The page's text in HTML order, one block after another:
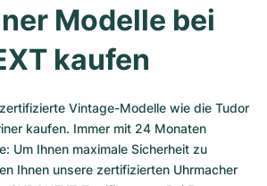
Modelle bei
kaufen
Vintage-Modelle wie die Tudor
kaufen. Immer mit 24 Monaten
Um Ihnen maximale Sicherheit zu
Ihnen unsere zertifizierten Uhrmacher